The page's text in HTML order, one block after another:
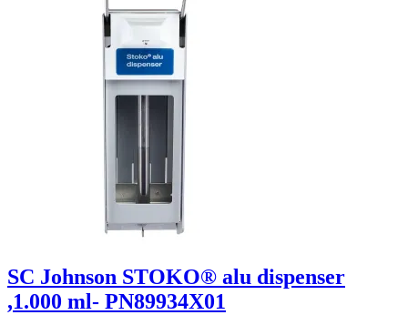
SC Johnson STOKO® alu dispenser
,1.000 ml- PN89934X01